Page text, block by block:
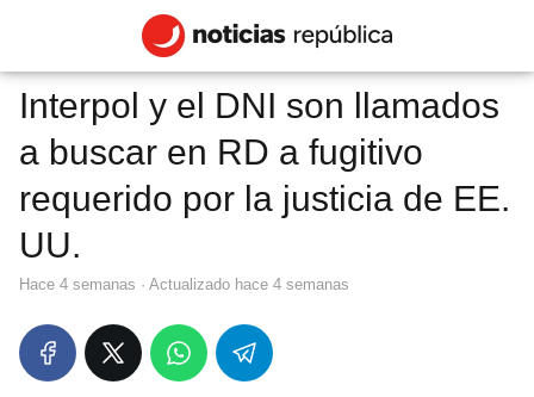
Interpol y el DNI son llamados
a buscar en RD a fugitivo
requerido por la justicia de EE.
UU.
hace 4 semanas · Actualizado hace 4 semanas